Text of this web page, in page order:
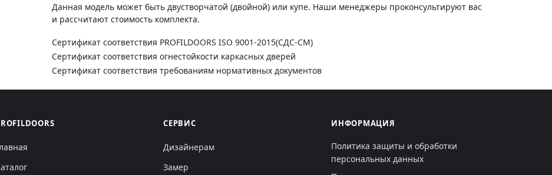
Данная модель может быть двустворчатой (двойной) или купе. Наши менеджеры проконсультируют вас
и рассчитают стоимость комплекта.
Сертификат соответствия PROFILDOORS ISO 9001-2015(СДС-СМ)
Сертификат соответствия огнестойкости каркасных дверей
Сертификат соответствия требованиям нормативных документов
СЕРВИС
Дизайнерам
Замер
ИНФОРМАЦИЯ
Политика защиты и обработки
персональных данных